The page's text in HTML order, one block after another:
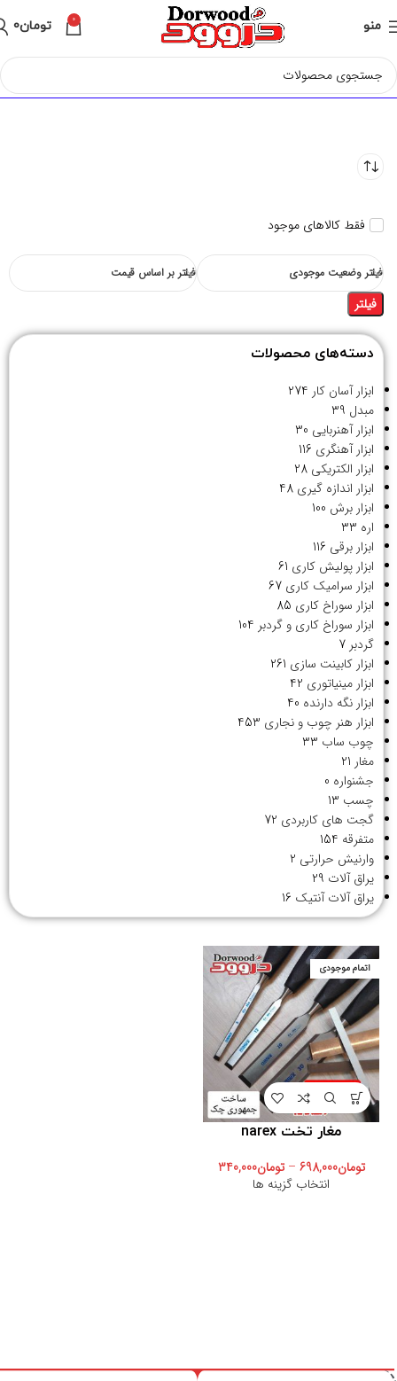
منو 0 تومان0
فقط کالاهای موجود
فیلتر وضعیت موجودی فیلتر بر اساس قیمت
فیلتر
دسته‌های محصولات
ابزار آسان کار 274
مبدل 39
ابزار آهنربایی 30
ابزار آهنگری 116
ابزار الکتریکی 28
ابزار اندازه گیری 48
ابزار برش 100
اره 33
ابزار برقی 116
ابزار پولیش کاری 61
ابزار سرامیک کاری 67
ابزار سوراخ کاری 85
ابزار سوراخ کاری و گردبر 104
گردبر 7
ابزار کابینت سازی 261
ابزار مینیاتوری 42
ابزار نگه دارنده 40
ابزار هنر چوب و نجاری 453
چوب ساب 33
مغار 21
جشنواره 0
چسب 13
گجت های کاربردی 72
متفرقه 154
وارنیش حرارتی 2
یراق آلات 29
یراق آلات آنتیک 16
اتمام موجودی
مغار تخت narex
تومان698,000
– تومان340,000
انتخاب گزینه ها